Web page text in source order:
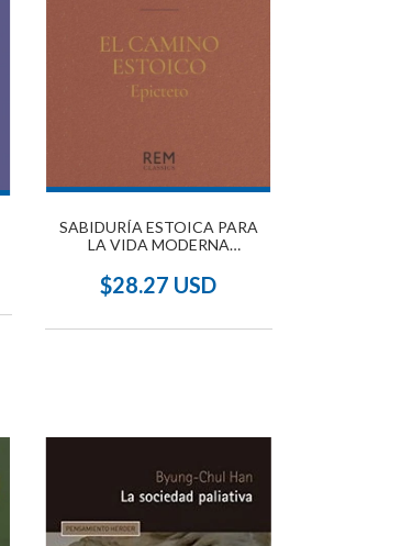
SABIDURÍA ESTOICA PARA
LA VIDA MODERNA
CLÁSICOS)
$28.27 USD